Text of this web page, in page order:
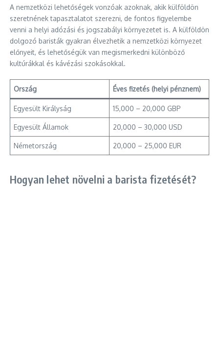
A nemzetközi lehetőségek vonzóak azoknak, akik külföldön
szeretnének tapasztalatot szerezni, de fontos figyelembe
venni a helyi adózási és jogszabályi környezetet is. A külföldön
dolgozó baristák gyakran élvezhetik a nemzetközi környezet
előnyeit, és lehetőségük van megismerkedni különböző
kultúrákkal és kávézási szokásokkal.
Ország Éves fizetés (helyi pénznem)
Egyesült Királyság 15,000 – 20,000 GBP
Egyesült Államok 20,000 – 30,000 USD
Németország 20,000 – 25,000 EUR
Hogyan lehet növelni a barista fizetését?